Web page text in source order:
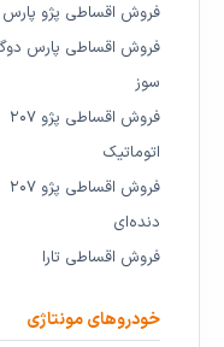
فروش اقساطی پژو پارس LX
فروش اقساطی پارس
سوز
فروش اقساطی پژو ۲۰۷
اتوماتیک
فروش اقساطی پژو ۲۰۷
دنده‌ای
فروش اقساطی تارا
خودروهای مونتاژی